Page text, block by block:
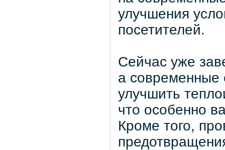
улучшения
посетителей.
Сейчас уже
а современные
улучшить
что особенно
Кроме того,